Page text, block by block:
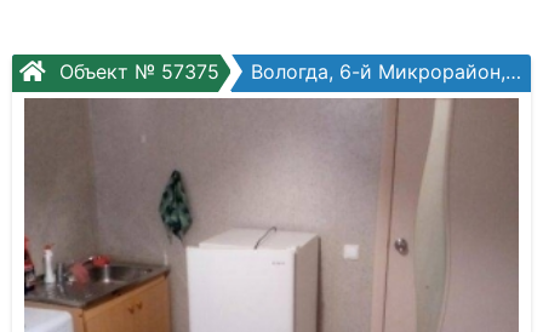
Объект № 57375 Вологда, 6-й Микрорайон, Беляева ул, №32к3